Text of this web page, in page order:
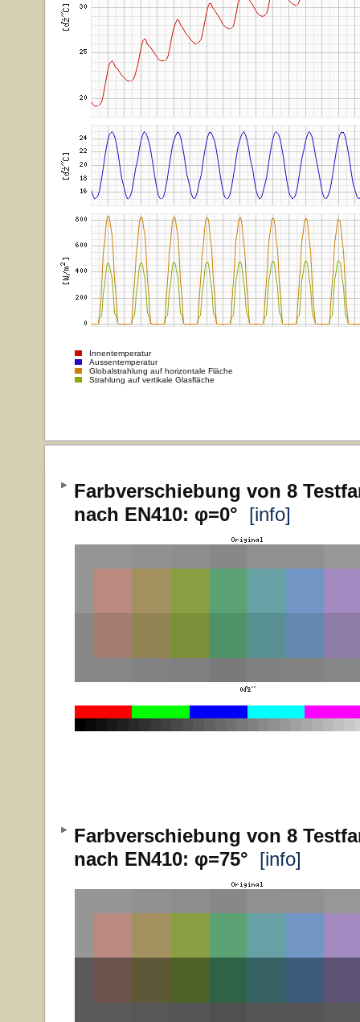
Innentemperatur
Aussentemperatur
Globalstrahlung auf horizontale Fläche
Strahlung auf vertikale Glasfläche
Farbverschiebung von 8
nach EN410: φ=0° [info]
Farbverschiebung von 8
nach EN410: φ=75° [info]